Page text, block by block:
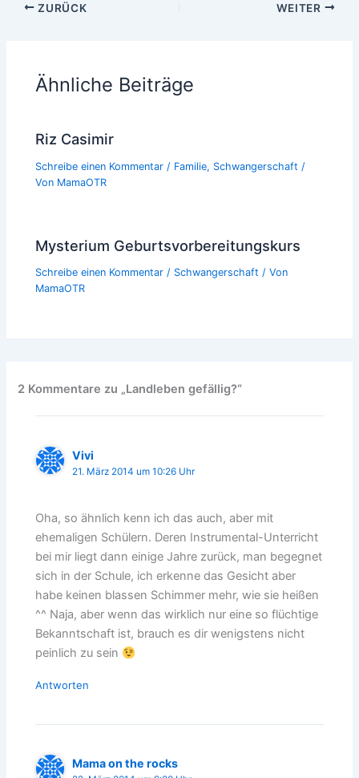
ZURÜCK WEITER
Ähnliche Beiträge
Riz Casimir
Schreibe einen Kommentar / Familie, Schwangerschaft /
Von MamaOTR
Mysterium Geburtsvorbereitungskurs
Schreibe einen Kommentar / Schwangerschaft / Von
MamaOTR
2 Kommentare zu „Landleben gefällig?“
Vivi
21. März 2014 um 10:26 Uhr
Oha, so ähnlich kenn ich das auch, aber mit
ehemaligen Schülern. Deren Instrumental-Unterricht
bei mir liegt dann einige Jahre zurück, man begegnet
sich in der Schule, ich erkenne das Gesicht aber
habe keinen blassen Schimmer mehr, wie sie heißen
^^ Naja, aber wenn das wirklich nur eine so flüchtige
Bekanntschaft ist, brauch es dir wenigstens nicht
peinlich zu sein
Antworten
Mama on the rocks